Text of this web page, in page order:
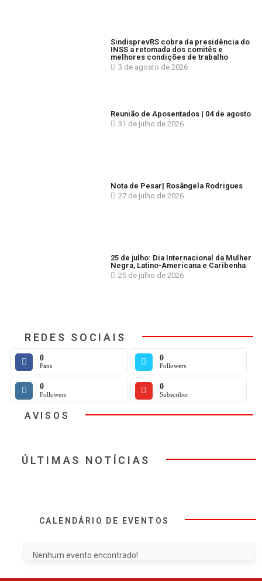
SindisprevRS cobra da presidência do
INSS a retomada dos comitês e
melhores condições de trabalho
3 de agosto de 2026
Reunião de Aposentados | 04 de agosto
31 de julho de 2026
Nota de Pesar| Rosângela Rodrigues
27 de julho de 2026
25 de julho: Dia Internacional da Mulher
Negra, Latino-Americana e Caribenha
25 de julho de 2026
REDES SOCIAIS
0
Fans
0
Followers
0
Followers
0
Subscriber
AVISOS
ÚLTIMAS NOTÍCIAS
CALENDÁRIO DE EVENTOS
Nenhum evento encontrado!